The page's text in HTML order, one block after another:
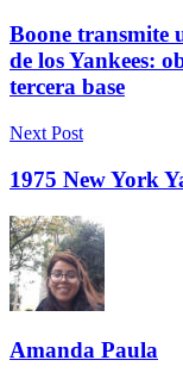
Boone transmite
de los Yankees:
tercera base
Next Post
1975 New York
Amanda Paula